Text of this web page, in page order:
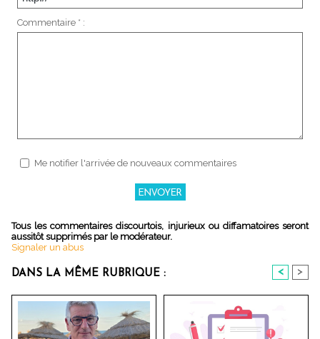
Commentaire * :
Me notifier l'arrivée de nouveaux commentaires
Tous les commentaires discourtois, injurieux ou diffamatoires seront
aussitôt supprimés par le modérateur.
Signaler un abus
DANS LA MÊME RUBRIQUE : < >